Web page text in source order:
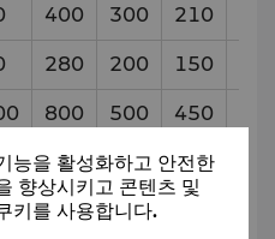
400 300 210
280 200 150
800 500 450
150
능을 활성화하고 안전한
향상시키고 콘텐츠 및
키를 사용합니다.